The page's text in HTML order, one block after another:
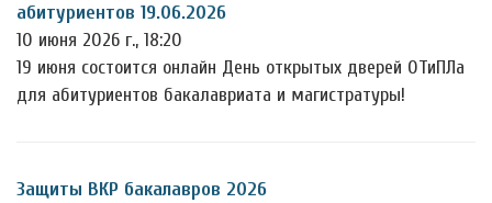
абитуриентов 19.06.2026
10 июня 2026 г., 18:20
19 июня состоится онлайн День открытых дверей ОТиПЛа
для абитуриентов бакалавриата и магистратуры!
Защиты ВКР бакалавров 2026